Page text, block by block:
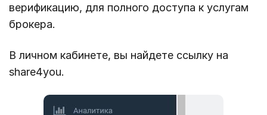
верификацию, для полного доступа к услугам
брокера.
В личном кабинете, вы найдете ссылку на
share4you.